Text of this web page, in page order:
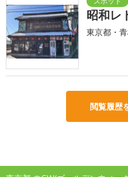
昭和レ
東京都・
閲覧履歴